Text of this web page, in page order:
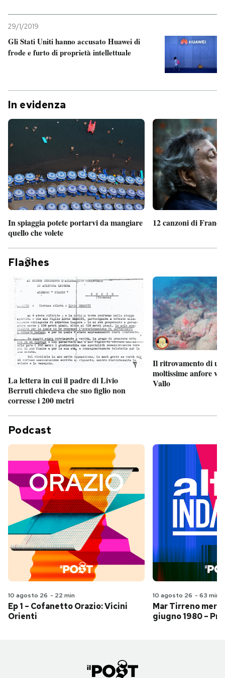
29/1/2019
Gli Stati Uniti hanno accusato Huawei di
frode e furto di proprietà intellettuale
In evidenza
In spiaggia potete portarvi da mangiare
quello che volete
12 canzoni di
Fla hes
La lettera in cui il padre di Livio
Berruti chiedeva che suo figlio non
corresse i 200 metri
Il ritrovamento di
moltissime anfore
Vallo
Podcast
10 agosto 26 - 22 min
Ep 1 – Cofanetto Orazio: Vicini
Orienti
10 agosto 26 - 63 min
Mar Tirreno
giugno 1980 –